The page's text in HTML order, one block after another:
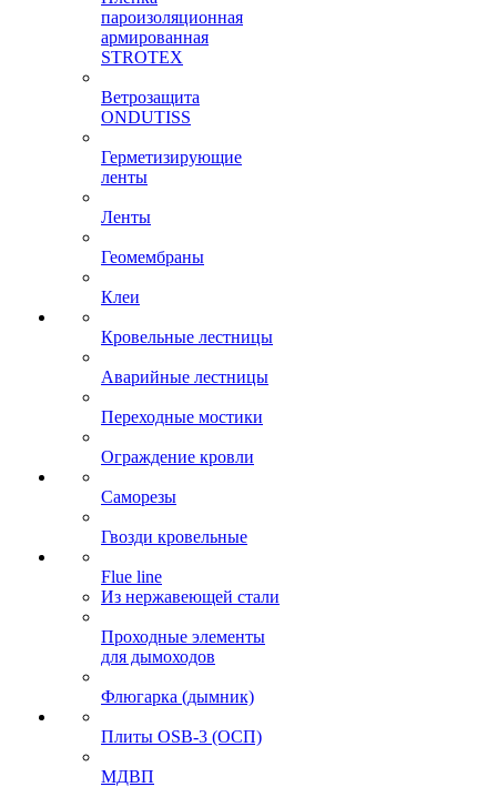
пароизоляционная
армированная
STROTEX
Ветрозащита
ONDUTISS
Герметизирующие
ленты
Ленты
Геомембраны
Клеи
Кровельные лестницы
Аварийные лестницы
Переходные мостики
Ограждение кровли
Саморезы
Гвозди кровельные
Flue line
Из нержавеющей стали
Проходные элементы
для дымоходов
Флюгарка (дымник)
Плиты OSB-3 (ОСП)
МДВП